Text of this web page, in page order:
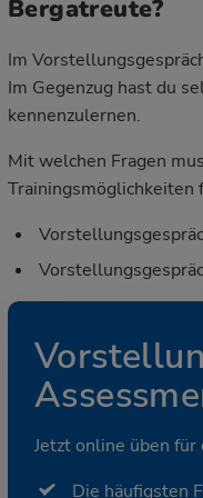
Bergatreute?
Im
Im Gegenzug hast du
kennenzulernen.
Mit welchen Fragen
Trainingsmöglichkeiten
Jetzt online üben für
Die häufigsten